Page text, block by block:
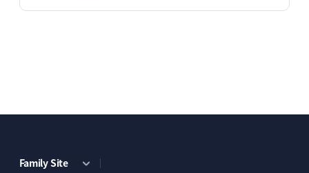
리뷰 디자인
Family Site